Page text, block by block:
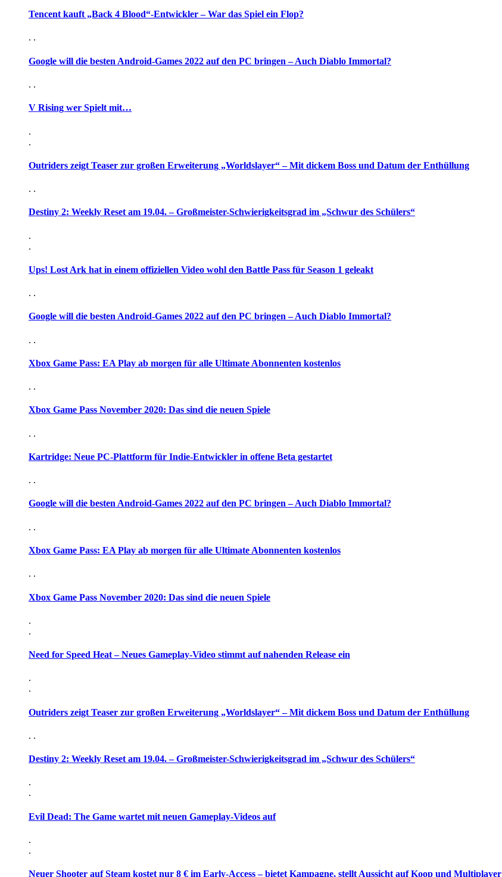
Tencent kauft „Back 4 Blood“-Entwickler – War das Spiel ein Flop?
. .
Google will die besten Android-Games 2022 auf den PC bringen – Auch Diablo Immortal?
. .
V Rising wer Spielt mit…
.
.
Outriders zeigt Teaser zur großen Erweiterung „Worldslayer“ – Mit dickem Boss und Datum der Enthüllung
. .
Destiny 2: Weekly Reset am 19.04. – Großmeister-Schwierigkeitsgrad im „Schwur des Schülers“
.
.
Ups! Lost Ark hat in einem offiziellen Video wohl den Battle Pass für Season 1 geleakt
. .
Google will die besten Android-Games 2022 auf den PC bringen – Auch Diablo Immortal?
. .
Xbox Game Pass: EA Play ab morgen für alle Ultimate Abonnenten kostenlos
. .
Xbox Game Pass November 2020: Das sind die neuen Spiele
. .
Kartridge: Neue PC-Plattform für Indie-Entwickler in offene Beta gestartet
. .
Google will die besten Android-Games 2022 auf den PC bringen – Auch Diablo Immortal?
. .
Xbox Game Pass: EA Play ab morgen für alle Ultimate Abonnenten kostenlos
. .
Xbox Game Pass November 2020: Das sind die neuen Spiele
.
.
Need for Speed Heat – Neues Gameplay-Video stimmt auf nahenden Release ein
.
.
Outriders zeigt Teaser zur großen Erweiterung „Worldslayer“ – Mit dickem Boss und Datum der Enthüllung
. .
Destiny 2: Weekly Reset am 19.04. – Großmeister-Schwierigkeitsgrad im „Schwur des Schülers“
.
.
Evil Dead: The Game wartet mit neuen Gameplay-Videos auf
.
.
Neuer Shooter auf Steam kostet nur 8 € im Early-Access – bietet Kampagne, stellt Aussicht auf Koop und Multiplayer